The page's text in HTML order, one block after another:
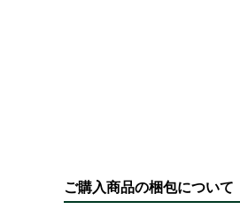
ご購入商品の梱包について